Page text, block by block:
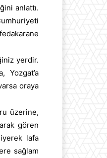
anlattı.
yerdir.
Yozgat’a
oraya
üzerine,
gören
lafa
sağlam